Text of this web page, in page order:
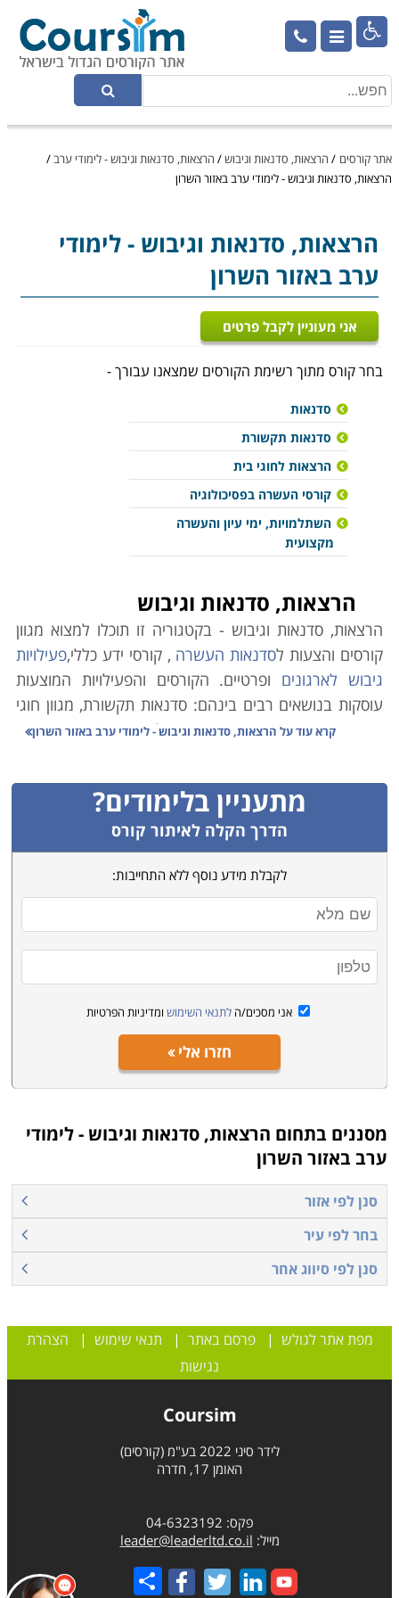

אתר קורסים / הרצאות, סדנאות וגיבוש/ הרצאות, סדנאות וגיבוש - לימודי ערב/
הרצאות, סדנאות וגיבוש - לימודי ערב באזור השרון
הרצאות, סדנאות וגיבוש - לימודי
ערב באזור השרון
אני מעוניין לקבל פרטים
בחר קורס מתוך רשימת הקורסים שמצאנו עבורך -
סדנאות
סדנאות תקשורת
הרצאות לחוגי בית
קורסי העשרה בפסיכולוגיה
השתלמויות, ימי עיון והעשרה
מקצועית
הרצאות, סדנאות וגיבוש
הרצאות, סדנאות וגיבוש - בקטגוריה זו תוכלו למצוא מגוון
קורסים והצעות לסדנאות העשרה , קורסי ידע כללי,פעילויות
גיבוש לארגונים ופרטיים. הקורסים והפעילויות המוצעות
עוסקות בנושאים רבים בינהם: סדנאות תקשורת, מגוון חוגי
בית, יצירה,קורסי העשרה בפסיכולוגיה, קורס העשרה
לארגונים בתחומים שונים ועוד. אתר קורסים מציע לכם מגוון
קורסים ופעילויות להעשרה ולימי כיף, בחרו את הרצוי,
השאירו פרטים ונציג יחזור אליכם.
קרא עוד על הרצאות, סדנאות וגיבוש - לימודי ערב באזור השרון
מתעניין בלימודים?
הדרך הקלה לאיתור קורס
לקבלת מידע נוסף ללא התחייבות:
אני מסכים/ה לתנאי השימוש ומדיניות הפרטיות
חזרו אלי
מסננים בתחום הרצאות, סדנאות וגיבוש - לימודי
ערב באזור השרון
סנן לפי אזור
בחר לפי עיר
סנן לפי סיווג אחר
מפת אתר לגולש |פרסם באתר | תנאי שימוש | הצהרת
נגישות
Coursim
לידר סיני 2022 בע"מ (קורסים)
האומן 17, חדרה
פקס: 04-6323192
מייל: leader@leaderltd.co.il
Share